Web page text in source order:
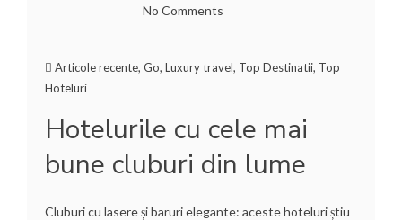
No Comments
Articole recente, Go, Luxury travel, Top Destinatii, Top
Hoteluri
Hotelurile cu cele mai
bune cluburi din lume
Cluburi cu lasere și baruri elegante: aceste hoteluri știu